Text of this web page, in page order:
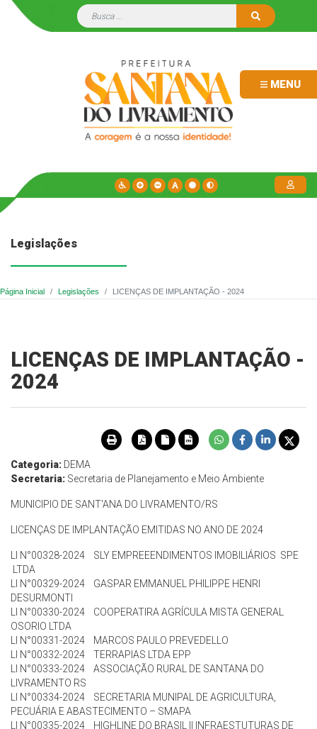
MENU
Legislações
Página Inicial Legislações LICENÇAS DE IMPLANTAÇÃO - 2024
LICENÇAS DE IMPLANTAÇÃO -
2024
Categoria: DEMA
Secretaria: Secretaria de Planejamento e Meio Ambiente
MUNICIPIO DE SANT'ANA DO LIVRAMENTO/RS
LICENÇAS DE IMPLANTAÇÃO EMITIDAS NO ANO DE 2024
LI N°00328-2024 SLY EMPREEENDIMENTOS IMOBILIÁRIOS SPE
LTDA
LI N°00329-2024 GASPAR EMMANUEL PHILIPPE HENRI
DESURMONTI
LI N°00330-2024 COOPERATIRA AGRÍCULA MISTA GENERAL
OSORIO LTDA
LI N°00331-2024 MARCOS PAULO PREVEDELLO
LI N°00332-2024 TERRAPIAS LTDA EPP
LI N°00333-2024 ASSOCIAÇÃO RURAL DE SANTANA DO
LIVRAMENTO RS
LI N°00334-2024 SECRETARIA MUNIPAL DE AGRICULTURA,
PECUÁRIA E ABASTECIMENTO – SMAPA
LI N°00335-2024 HIGHLINE DO BRASIL II INFRAESTUTURAS DE